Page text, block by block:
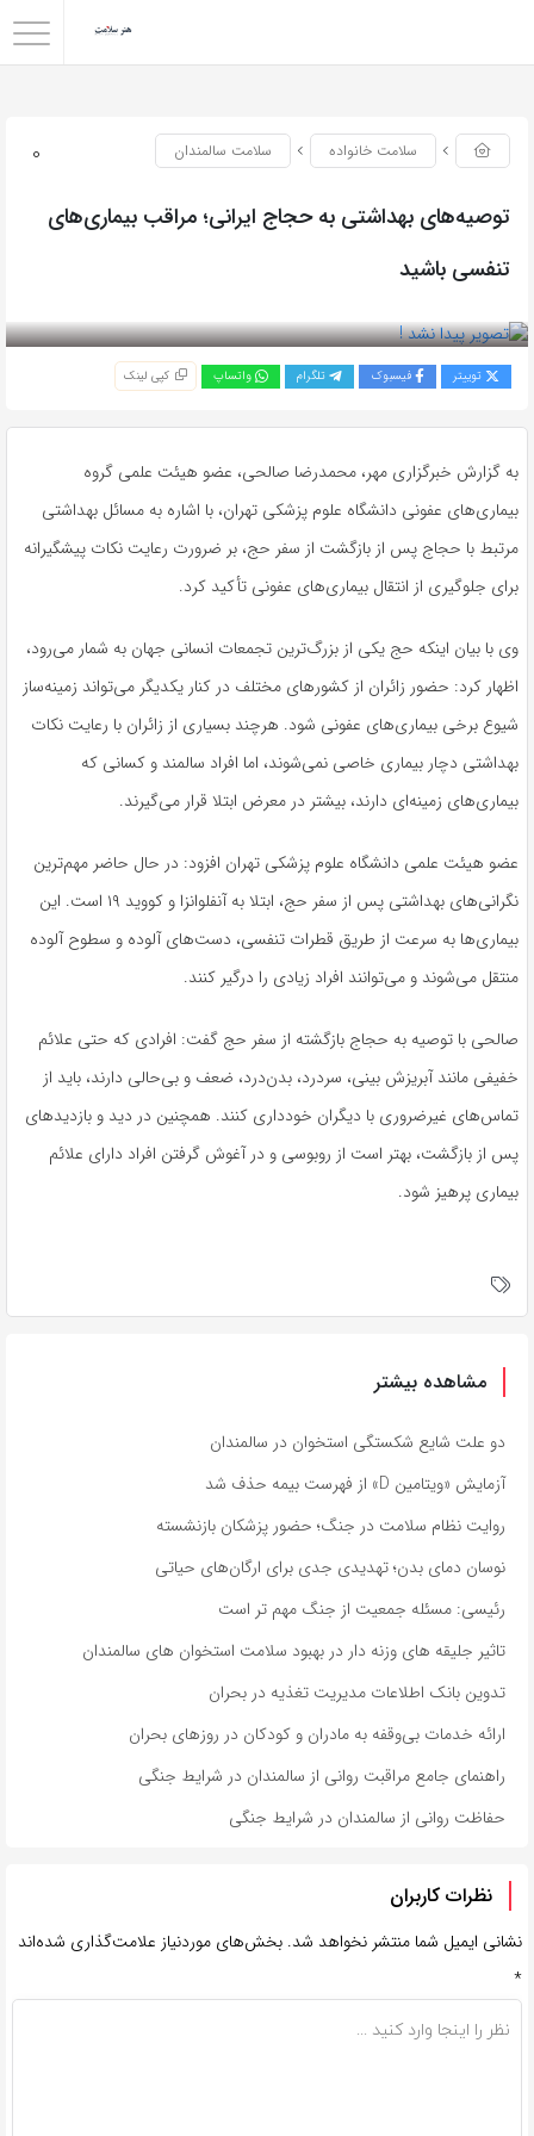
0 سلامت خانواده سلامت سالمندان
توصیه‌های بهداشتی به حجاج ایرانی؛ مراقب بیماری‌های
تنفسی باشید
توییتر فیسبوک تلگرام واتساپ کپی لینک
به گزارش خبرگزاری مهر، محمدرضا صالحی، عضو هیئت علمی گروه
بیماری‌های عفونی دانشگاه علوم پزشکی تهران، با اشاره به مسائل بهداشتی
مرتبط با حجاج پس از بازگشت از سفر حج، بر ضرورت رعایت نکات پیشگیرانه
برای جلوگیری از انتقال بیماری‌های عفونی تأکید کرد.
وی با بیان اینکه حج یکی از بزرگ‌ترین تجمعات انسانی جهان به شمار می‌رود،
اظهار کرد: حضور زائران از کشورهای مختلف در کنار یکدیگر می‌تواند زمینه‌ساز
شیوع برخی بیماری‌های عفونی شود. هرچند بسیاری از زائران با رعایت نکات
بهداشتی دچار بیماری خاصی نمی‌شوند، اما افراد سالمند و کسانی که
بیماری‌های زمینه‌ای دارند، بیشتر در معرض ابتلا قرار می‌گیرند.
عضو هیئت علمی دانشگاه علوم پزشکی تهران افزود: در حال حاضر مهم‌ترین
نگرانی‌های بهداشتی پس از سفر حج، ابتلا به آنفلوانزا و کووید ۱۹ است. این
بیماری‌ها به سرعت از طریق قطرات تنفسی، دست‌های آلوده و سطوح آلوده
منتقل می‌شوند و می‌توانند افراد زیادی را درگیر کنند.
صالحی با توصیه به حجاج بازگشته از سفر حج گفت: افرادی که حتی علائم
خفیفی مانند آبریزش بینی، سردرد، بدن‌درد، ضعف و بی‌حالی دارند، باید از
تماس‌های غیرضروری با دیگران خودداری کنند. همچنین در دید و بازدیدهای
پس از بازگشت، بهتر است از روبوسی و در آغوش گرفتن افراد دارای علائم
بیماری پرهیز شود.
مشاهده بیشتر
دو علت شایع شکستگی استخوان در سالمندان
آزمایش «ویتامین D» از فهرست بیمه حذف شد
روایت نظام سلامت در جنگ؛ حضور پزشکان بازنشسته
نوسان دمای بدن؛ تهدیدی جدی برای ارگان‌های حیاتی
رئیسی: مسئله جمعیت از جنگ مهم تر است
تاثیر جلیقه های وزنه دار در بهبود سلامت استخوان های سالمندان
تدوین بانک اطلاعات مدیریت تغذیه در بحران
ارائه خدمات بی‌وقفه به مادران و کودکان در روزهای بحران
راهنمای جامع مراقبت روانی از سالمندان در شرایط جنگی
حفاظت روانی از سالمندان در شرایط جنگی
نظرات کاربران
نشانی ایمیل شما منتشر نخواهد شد. بخش‌های موردنیاز علامت‌گذاری شده‌اند
*